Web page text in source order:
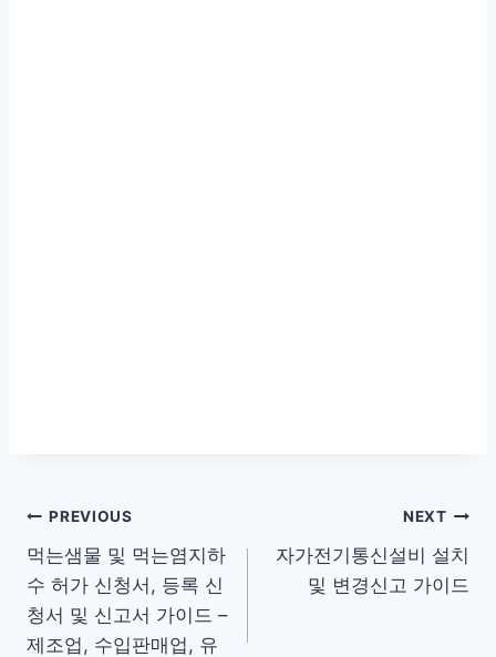
글
탐
색
PREVIOUS
먹는샘물 및 먹는염지하
수 허가 신청서, 등록 신
청서 및 신고서 가이드 –
제조업, 수입판매업, 유
NEXT
자가전기통신설비 설치
및 변경신고 가이드